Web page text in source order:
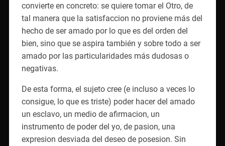
convierte en concreto: se quiere tomar el Otro, de
tal manera que la satisfaccion no proviene más del
hecho de ser amado por lo que es del orden del
bien, sino que se aspira también y sobre todo a ser
amado por las particularidades más dudosas o
negativas.
De esta forma, el sujeto cree (e incluso a veces lo
consigue, lo que es triste) poder hacer del amado
un esclavo, un medio de afirmacion, un
instrumento de poder del yo, de pasion, una
expresion desviada del deseo de posesion. Sin